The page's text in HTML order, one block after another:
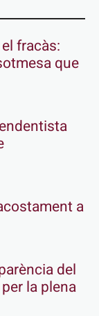
fracàs:
que
a
del
la plena